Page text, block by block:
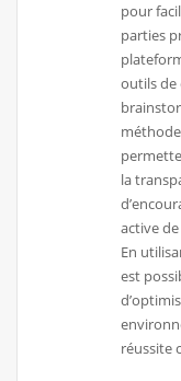
pour
parties
outils de
la
active
En
est
réussite